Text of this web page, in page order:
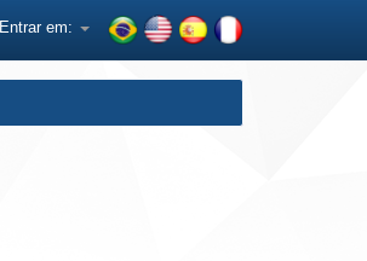
Entrar em: